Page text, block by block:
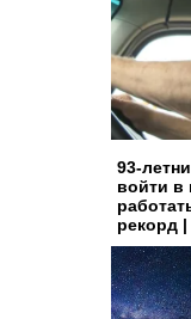
93-
войти в
рекорд